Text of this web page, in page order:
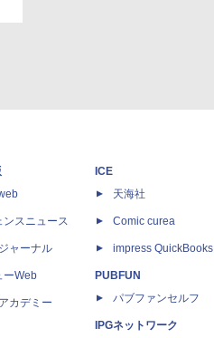
ンスニュース
ャーナル
ーWeb
カデミー
ICE
天海社
Comic curea
impress QuickBooks
PUBFUN
パブファンセルフ
IPGネットワーク